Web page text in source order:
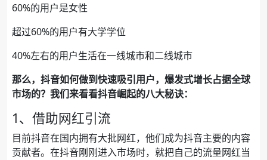
60%的用户是女性
超过60%的用户有大学学位
40%左右的用户生活在一线城市和二线城市
那么，抖音如何做到快速吸引用户，爆发式增长占据全球
市场的？我们来看看抖音崛起的八大秘诀：
1、借助网红引流
目前抖音在国内拥有大批网红，他们成为抖音主要的内容
贡献者。在抖音刚刚进入市场时，就把自己的流量网红当